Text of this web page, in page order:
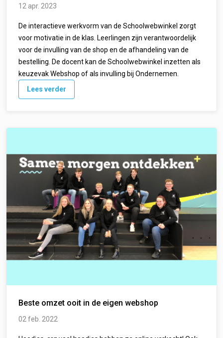
12 apr. 2023
De interactieve werkvorm van de Schoolwebwinkel zorgt
voor motivatie in de klas. Leerlingen zijn verantwoordelijk
voor de invulling van de shop en de afhandeling van de
bestelling. De docent kan de Schoolwebwinkel inzetten als
keuzevak Webshop of als invulling bij Ondernemen.
Lees verder
Beste omzet ooit in de eigen webshop
02 feb. 2022